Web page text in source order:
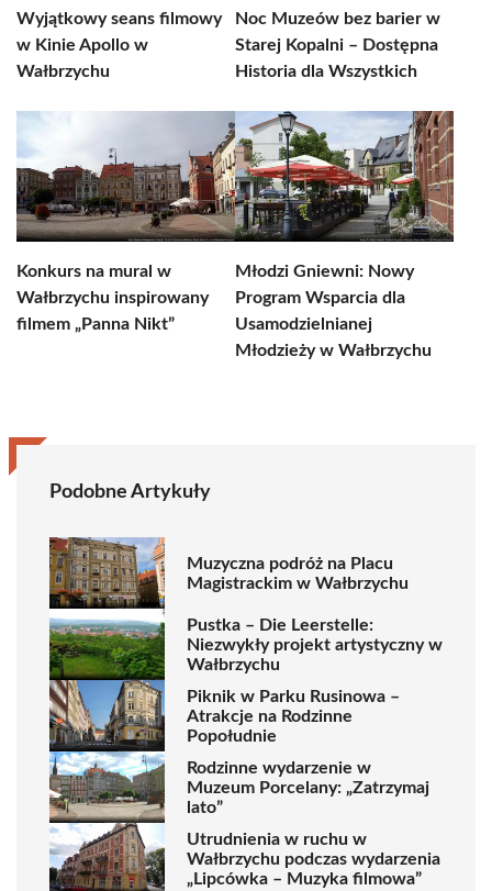
Wyjątkowy seans filmowy
w Kinie Apollo w
Wałbrzychu
Noc Muzeów bez barier w
Starej Kopalni – Dostępna
Historia dla Wszystkich
Konkurs na mural w
Wałbrzychu inspirowany
filmem „Panna Nikt”
Młodzi Gniewni: Nowy
Program Wsparcia dla
Usamodzielnianej
Młodzieży w Wałbrzychu
Podobne Artykuły
Muzyczna podróż na Placu
Magistrackim w Wałbrzychu
Pustka – Die Leerstelle:
Niezwykły projekt artystyczny w
Wałbrzychu
Piknik w Parku Rusinowa –
Atrakcje na Rodzinne
Popołudnie
Rodzinne wydarzenie w
Muzeum Porcelany: „Zatrzymaj
lato”
Utrudnienia w ruchu w
Wałbrzychu podczas wydarzenia
„Lipcówka – Muzyka filmowa”